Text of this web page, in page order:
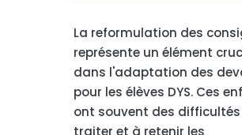
La reformulation des
représente un élément
dans l'adaptation des
pour les élèves DYS. Ces
ont souvent des